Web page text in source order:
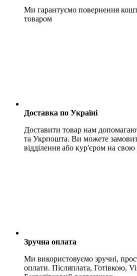
Ми гарантуємо повернення
товаром
Доставка по Україні
Доставити товар нам
та Укрпошта. Ви можете
відділення або кур'єром на свою
Зручна оплата
Ми використовуємо зручні,
оплати. Післяплата, Готівкою,